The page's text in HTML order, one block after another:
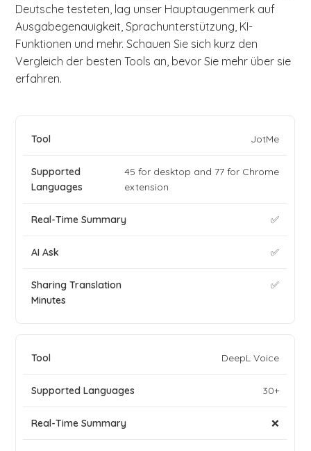
Deutsche testeten, lag unser Hauptaugenmerk auf
Ausgabegenauigkeit, Sprachunterstützung, KI-
Funktionen und mehr. Schauen Sie sich kurz den
Vergleich der besten Tools an, bevor Sie mehr über sie
erfahren.
JotMe
45 for desktop and 77 for Chrome
extension
✅
✅
✅
DeepL Voice
30+
❌